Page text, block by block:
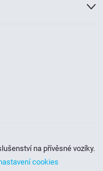
na přívěsné vozíky.
cookies